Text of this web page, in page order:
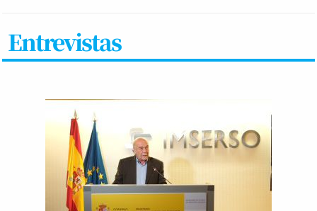
Entrevistas